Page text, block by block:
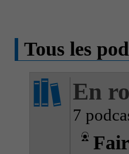
Tous les
En
7